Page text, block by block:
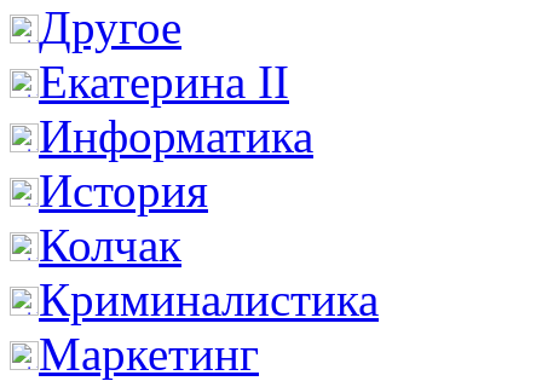
Другое
Екатерина II
Информатика
История
Колчак
Криминалистика
Маркетинг